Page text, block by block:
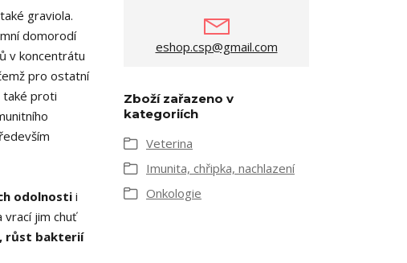
graviola.
domorodí
v koncentrátu
pro ostatní
také proti
odolnosti i
vrací jim chuť
růst bakterií
eshop.csp@gmail.com
Zboží zařazeno v
kategoriích
Veterina
Imunita, chřipka, nachlazení
Onkologie